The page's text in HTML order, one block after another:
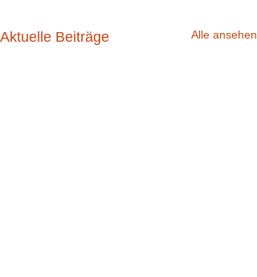
Aktuelle Beiträge Alle ansehen